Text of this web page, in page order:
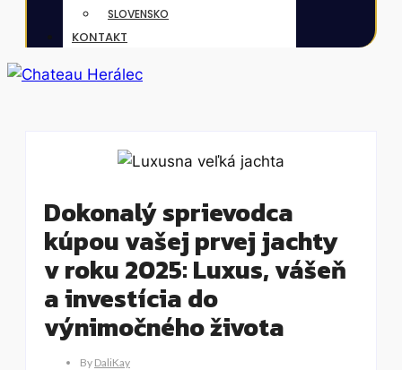
SLOVENSKO
KONTAKT
Dokonalý sprievodca
kúpou vašej prvej jachty
v roku 2025: Luxus, vášeň
a investícia do
výnimočného života
By DaliKay